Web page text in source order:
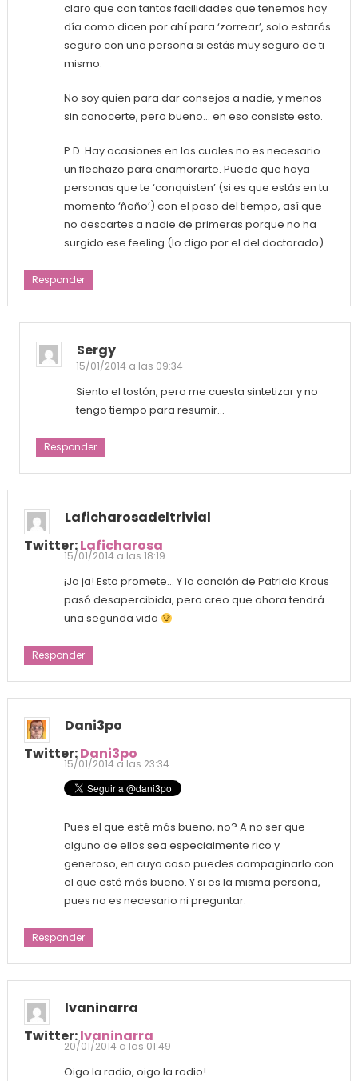
claro que con tantas facilidades que tenemos hoy
día como dicen por ahí para ‘zorrear’, solo estarás
seguro con una persona si estás muy seguro de ti
mismo.
No soy quien para dar consejos a nadie, y menos
sin conocerte, pero bueno… en eso consiste esto.
P.D. Hay ocasiones en las cuales no es necesario
un flechazo para enamorarte. Puede que haya
personas que te ‘conquisten’ (si es que estás en tu
momento ‘ñoño’) con el paso del tiempo, así que
no descartes a nadie de primeras porque no ha
surgido ese feeling (lo digo por el del doctorado).
Responder
Sergy
15/01/2014 a las 09:34
Siento el tostón, pero me cuesta sintetizar y no
tengo tiempo para resumir…
Responder
Laficharosadeltrivial
Twitter:Laficharosa
15/01/2014 a las 18:19
¡Ja ja! Esto promete… Y la canción de Patricia Kraus
pasó desapercibida, pero creo que ahora tendrá
una segunda vida
Responder
Dani3po
Twitter:Dani3po
15/01/2014 a las 23:34
Pues el que esté más bueno, no? A no ser que
alguno de ellos sea especialmente rico y
generoso, en cuyo caso puedes compaginarlo con
el que esté más bueno. Y si es la misma persona,
pues no es necesario ni preguntar.
Responder
Ivaninarra
Twitter:Ivaninarra
20/01/2014 a las 01:49
Oigo la radio, oigo la radio!